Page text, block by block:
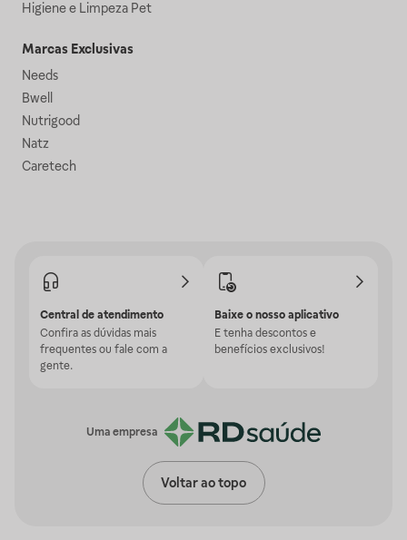
Higiene e Limpeza Pet
Marcas Exclusivas
Needs
Bwell
Nutrigood
Natz
Caretech
Central de atendimento
Confira as dúvidas mais
frequentes ou fale com a
gente.
Baixe o nosso aplicativo
E tenha descontos e
benefícios exclusivos!
Uma empresa
Voltar ao topo